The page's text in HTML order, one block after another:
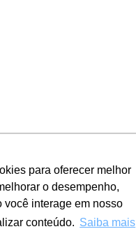
para oferecer melhor
o desempenho,
você interage em nosso
conteúdo. Saiba mais